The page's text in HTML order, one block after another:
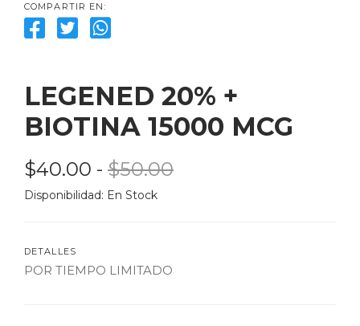
COMPARTIR EN:
LEGENED 20% +
BIOTINA 15000 MCG
$40.00 - $50.00
Disponibilidad: En Stock
DETALLES
POR TIEMPO LIMITADO